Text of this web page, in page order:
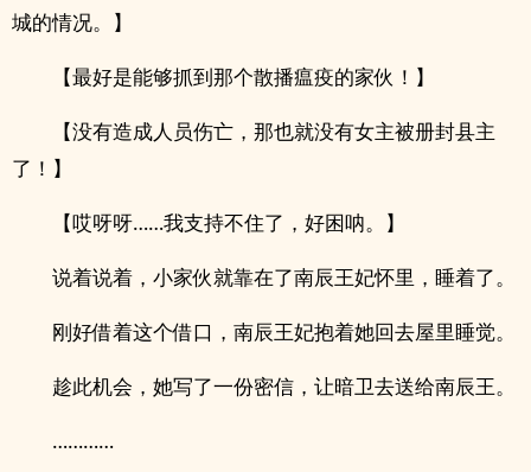
城的情况。】
【最好是能够抓到那个散播瘟疫的家伙！】
【没有造​‍‌成‎‌人‎‌员伤亡，那也就没有女主被册封县主
了！】
【哎呀呀……我支持不住了，好困呐。】
说着说着，小家伙就靠在了南辰王妃怀里，睡着了。
刚好借着这个借口，南辰王妃抱着她回去屋里睡觉。
趁此机会，她写了一份密信，让暗卫去送给南辰王。
…………